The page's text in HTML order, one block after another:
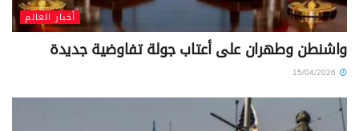
أخبار العالم
واشنطن وطهران على أعتاب جولة تفاوضية جديدة